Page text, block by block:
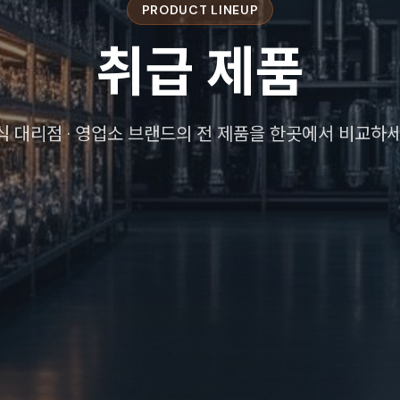
PRODUCT LINEUP
취급제품
대리점 · 영업소 브랜드의 전 제품을 한곳에서 비교하